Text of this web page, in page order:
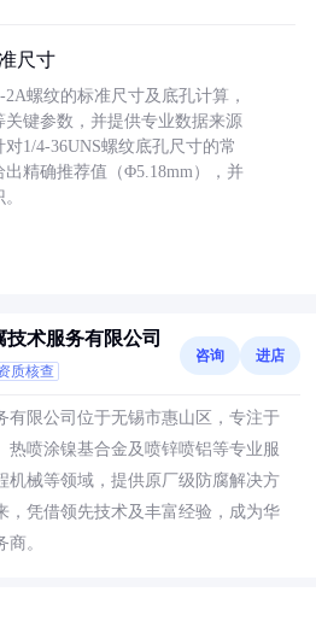
尺寸
螺纹的标准尺寸及底孔计算，
键参数，并提供专业数据来源
对1/4-36UNS螺纹底孔尺寸的常
出精确推荐值（Φ5.18mm），并
术服务有限公司
质核查
咨询 进店
有限公司位于无锡市惠山区，专注于
热喷涂镍基合金及喷锌喷铝等专业服
机械等领域，提供原厂级防腐解决方
，凭借领先技术及丰富经验，成为华
。